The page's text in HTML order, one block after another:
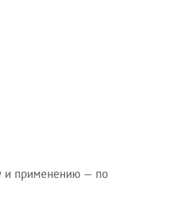
и применению — по